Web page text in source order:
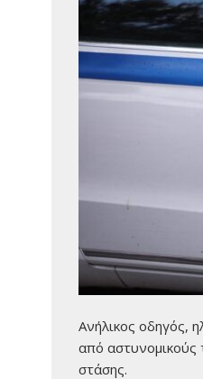
Ανήλικος οδηγός,
από αστυνομικούς
στάσης.